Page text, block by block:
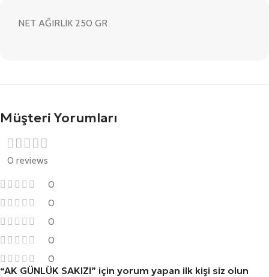
NET AĞIRLIK 250 GR
Müşteri Yorumları
0 reviews
0
0
0
0
0
“AK GÜNLÜK SAKIZI” için yorum yapan ilk kişi siz olun